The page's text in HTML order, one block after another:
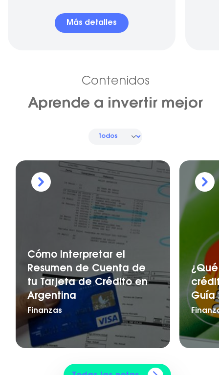
Más detalles
Contenidos
Aprende a invertir mejor
Cómo Interpretar el
Resumen de Cuenta de
tu Tarjeta de Crédito en
Argentina
Finanzas
Guía